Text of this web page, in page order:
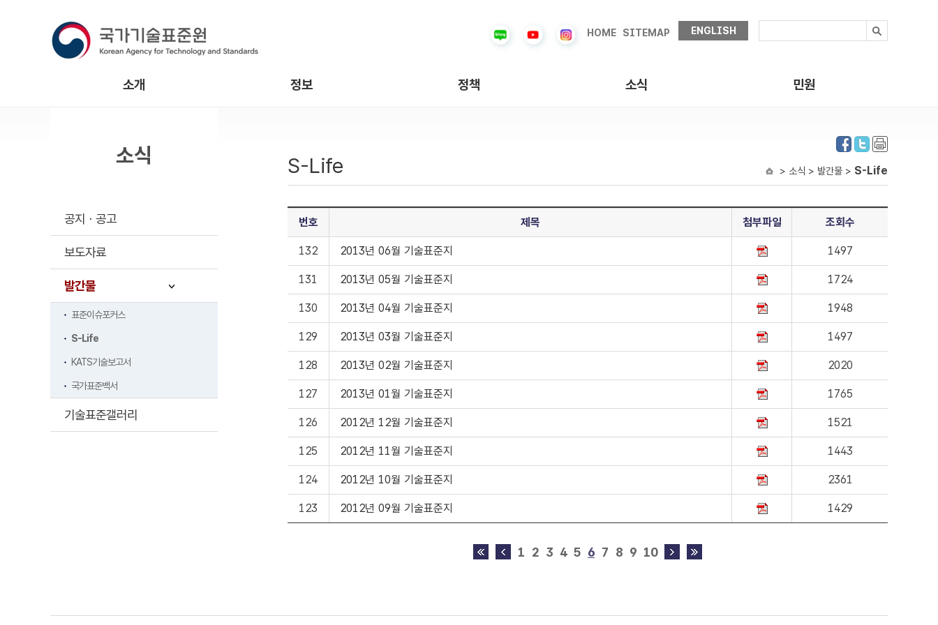
HOME SITEMAP ENGLISH
소개 정보 정책 소식 민원
S-Life > 소식 > 발간물 > S-Life
번호 제목 첨부파일 조회수
132 2013년 06월 기술표준지 1497
131 2013년 05월 기술표준지 1724
130 2013년 04월 기술표준지 1948
129 2013년 03월 기술표준지 1497
128 2013년 02월 기술표준지 2020
127 2013년 01월 기술표준지 1765
126 2012년 12월 기술표준지 1521
125 2012년 11월 기술표준지 1443
124 2012년 10월 기술표준지 2361
123 2012년 09월 기술표준지 1429
1 2 3 4 5 6 7 8 9 10
소식
공지ㆍ공고
보도자료
발간물
표준이슈포커스
S-Life
KATS기술보고서
국가표준백서
기술표준갤러리